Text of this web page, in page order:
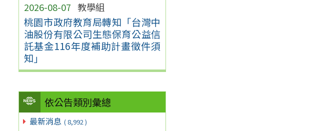
2026-08-07 教學組
桃園市政府教育局轉知「台灣中
油股份有限公司生態保育公益信
託基金116年度補助計畫徵件須
知」
依公告類別彙總
最新消息 ( 8,992 )